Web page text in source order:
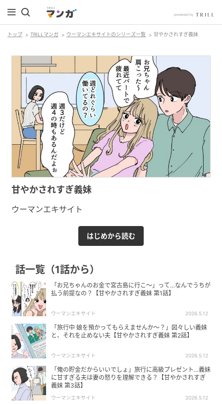
トップ TRILLマンガ ウーマンエキサイトのシリーズ一覧 甘やかされすぎ義妹
甘やかされすぎ義妹
ウーマンエキサイト
はじめから読む
話一覧（1話から）
「お兄ちゃんのお金で宮古島に行こ〜」って…なんでうちが
払う前提なの？【甘やかされすぎ義妹 第1話】
ウーマンエキサイト 2026.5.12
「旅行中 娘を預かってもらえませんか〜？」図々しい義妹
と、それを止めない夫【甘やかされすぎ義妹 第2話】
ウーマンエキサイト 2026.5.12
「俺の貯金だからいいでしょ」旅行に高級プレゼント…義妹
に甘すぎる夫は妻の怒りを理解できる？【甘やかされすぎ
義妹 第3話】
ウーマンエキサイト 2026.5.12